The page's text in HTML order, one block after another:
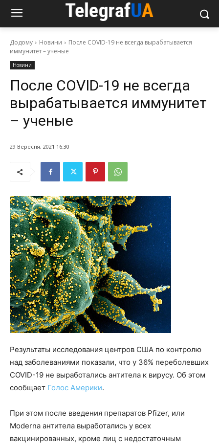
Додому Новини
После COVID-19 не всегда вырабатывается
иммунитет – ученые
Новини
После COVID-19 не всегда
вырабатывается иммунитет
– ученые
29 Вересня, 2021 16:30
Результаты исследования центров США по контролю
над заболеваниями показали, что у 36% переболевших
COVID-19 не выработались антитела к вирусу. Об этом
сообщает Голос Америки.
При этом после введения препаратов Pfizer, или
Moderna антитела выработались у всех
вакцинированных, кроме лиц с недостаточным